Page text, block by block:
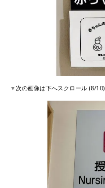
▼次の画像は下へスクロール (8/10)